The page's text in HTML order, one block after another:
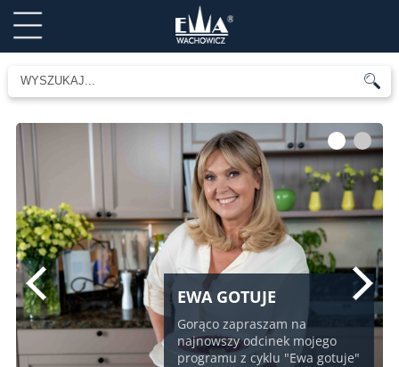
EWA GOTUJE
Gorąco zapraszam na
najnowszy odcinek mojego
programu z cyklu "Ewa gotuje"
1 2